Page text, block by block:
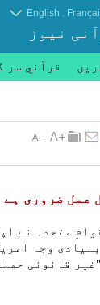
.
English
نیوز
قرآني سر
عمل ضروری ہے
متحدہ نے
وجہ
قانونی